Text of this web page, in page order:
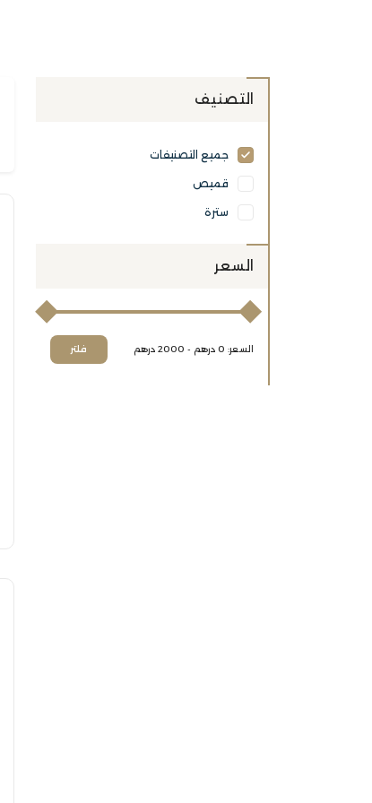
التصنيف
جميع التصنيفات
قميص
سترة
السعر
السعر: 0 درهم - 2000 درهم فلتر